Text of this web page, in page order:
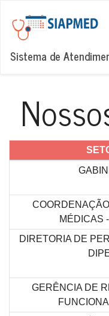
Sistema de
MÉDICAS
DIRETORIA DE
GERÊNCIA DE